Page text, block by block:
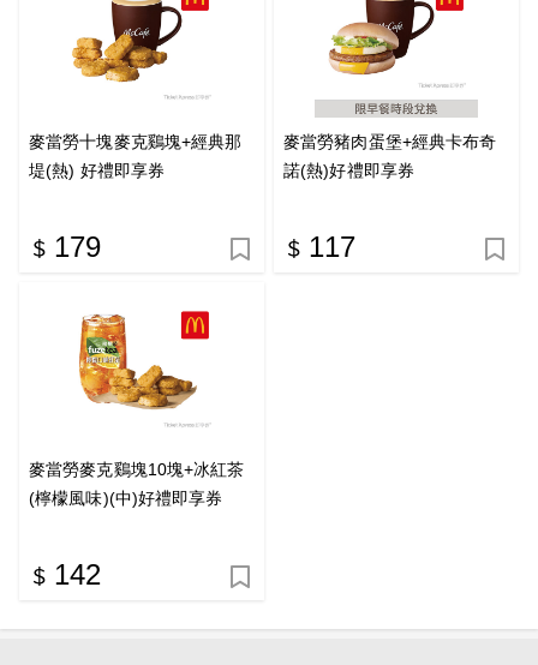
麥當勞十塊麥克鷄塊+經典那
堤(熱) 好禮即享券
179
麥當勞豬肉蛋堡+經典卡布奇
諾(熱)好禮即享券
117
麥當勞麥克鷄塊10塊+冰紅茶
(檸檬風味)(中)好禮即享券
142